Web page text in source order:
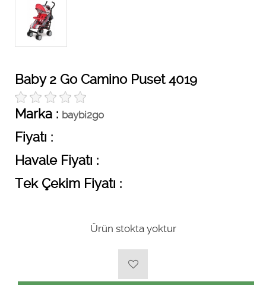
Baby 2 Go Camino Puset 4019
Marka : baybi2go
Fiyatı :
Havale Fiyatı :
Tek Çekim Fiyatı :
Ürün stokta yoktur